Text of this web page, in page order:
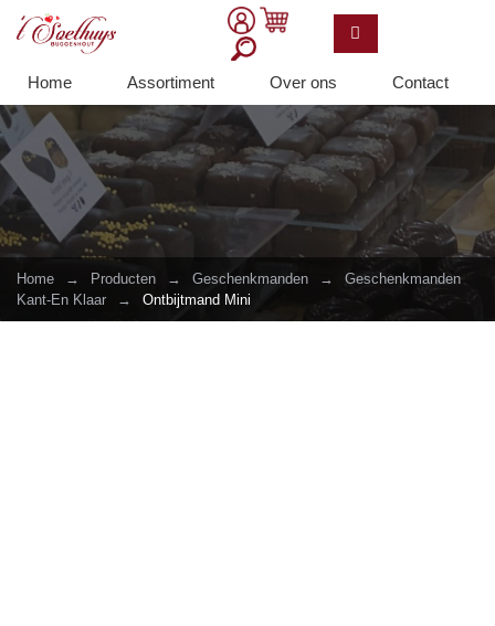
Home Assortiment Over ons Contact
Home → Producten → Geschenkmanden →
Geschenkmanden
Kant-En Klaar
→ Ontbijtmand Mini